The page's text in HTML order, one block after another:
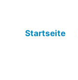
Startseite